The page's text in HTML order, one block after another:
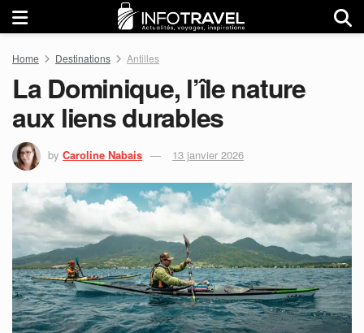
Home Destinations Antilles
La Dominique, l’île nature
aux liens durables
by Caroline Nabais 13 janvier 2026